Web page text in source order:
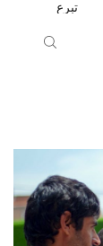
تبرع